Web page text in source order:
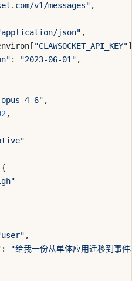
v1/messages"
,
json" ,
"CLAWSOCKET_API_KEY"
: "2023-06-01" ,
4-6" ,
,
,
:
"给我一份从单体应用迁移到事